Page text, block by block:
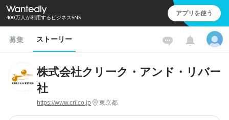
400万人が利用するビジネスSNS アプリを使う
募集 ストーリー
株式会社クリーク・アンド・リバー
社
https://www.cri.co.jp 東京都